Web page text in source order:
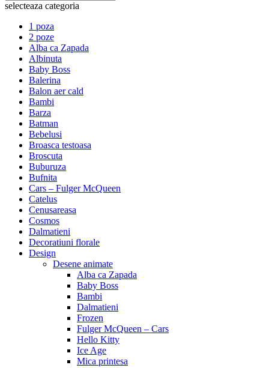
selecteaza categoria
1 poza
2 poze
Alba ca Zapada
Albinuta
Baby Boss
Balerina
Balon aer cald
Bambi
Barza
Batman
Bebelusi
Broasca testoasa
Broscuta
Buburuza
Bufnita
Cars – Fulger McQueen
Catelus
Cenusareasa
Cosmos
Dalmatieni
Decoratiuni florale
Design
Desene animate
Alba ca Zapada
Baby Boss
Bambi
Dalmatieni
Frozen
Fulger McQueen – Cars
Hello Kitty
Ice Age
Mica printesa